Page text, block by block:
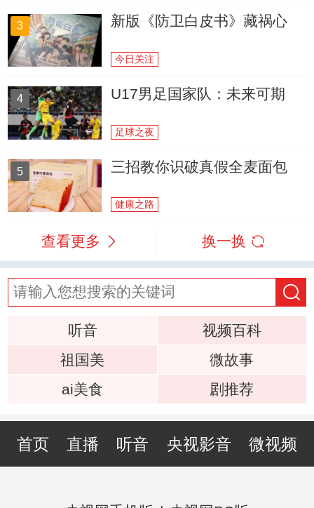
3 新版《防卫白皮书》藏祸心
今日关注
4 U17男足国家队：未来可期
足球之夜
5 三招教你识破真假全麦面包
健康之路
查看更多 换一换
听音
视频百科
祖国美
微故事
ai美食
剧推荐
首页 直播 听音 央视影音 微视频